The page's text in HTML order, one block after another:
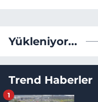
Yükleniyor...
Trend Haberler
1